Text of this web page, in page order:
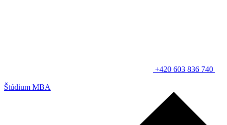
+420 603 836 740
Štúdium MBA